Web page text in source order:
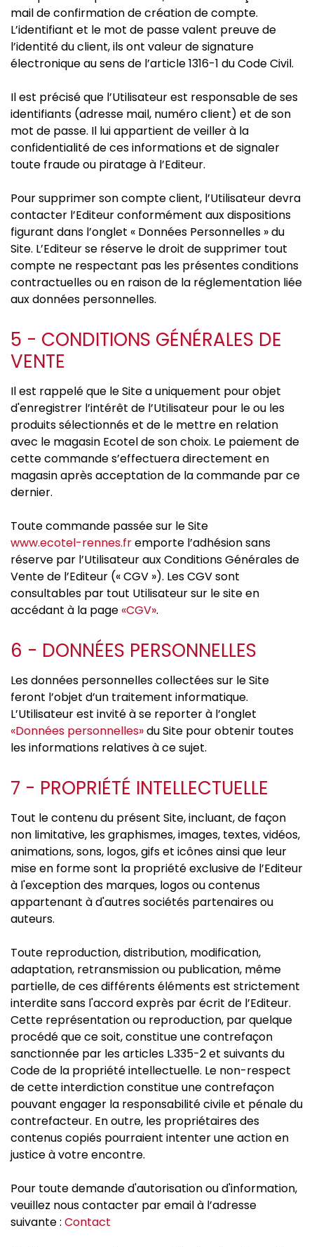
mail de confirmation de création de compte.
L’identifiant et le mot de passe valent preuve de
l’identité du client, ils ont valeur de signature
électronique au sens de l’article 1316-1 du Code Civil.
Il est précisé que l’Utilisateur est responsable de ses
identifiants (adresse mail, numéro client) et de son
mot de passe. Il lui appartient de veiller à la
confidentialité de ces informations et de signaler
toute fraude ou piratage à l’Editeur.
Pour supprimer son compte client, l’Utilisateur devra
contacter l’Editeur conformément aux dispositions
figurant dans l’onglet « Données Personnelles » du
Site. L’Editeur se réserve le droit de supprimer tout
compte ne respectant pas les présentes conditions
contractuelles ou en raison de la réglementation liée
aux données personnelles.
5 - CONDITIONS GÉNÉRALES DE
VENTE
Il est rappelé que le Site a uniquement pour objet
d'enregistrer l’intérêt de l’Utilisateur pour le ou les
produits sélectionnés et de le mettre en relation
avec le magasin Ecotel de son choix. Le paiement de
cette commande s’effectuera directement en
magasin après acceptation de la commande par ce
dernier.
Toute commande passée sur le Site
www.ecotel-rennes.fremporte l’adhésion sans
réserve par l’Utilisateur aux Conditions Générales de
Vente de l’Editeur (« CGV »). Les CGV sont
consultables par tout Utilisateur sur le site en
accédant à la page «CGV».
6 - DONNÉES PERSONNELLES
Les données personnelles collectées sur le Site
feront l’objet d’un traitement informatique.
L’Utilisateur est invité à se reporter à l’onglet
«Données personnelles»du Site pour obtenir toutes
les informations relatives à ce sujet.
7 - PROPRIÉTÉ INTELLECTUELLE
Tout le contenu du présent Site, incluant, de façon
non limitative, les graphismes, images, textes, vidéos,
animations, sons, logos, gifs et icônes ainsi que leur
mise en forme sont la propriété exclusive de l’Editeur
à l'exception des marques, logos ou contenus
appartenant à d'autres sociétés partenaires ou
auteurs.
Toute reproduction, distribution, modification,
adaptation, retransmission ou publication, même
partielle, de ces différents éléments est strictement
interdite sans l'accord exprès par écrit de l’Editeur.
Cette représentation ou reproduction, par quelque
procédé que ce soit, constitue une contrefaçon
sanctionnée par les articles L.335-2 et suivants du
Code de la propriété intellectuelle. Le non-respect
de cette interdiction constitue une contrefaçon
pouvant engager la responsabilité civile et pénale du
contrefacteur. En outre, les propriétaires des
contenus copiés pourraient intenter une action en
justice à votre encontre.
Pour toute demande d'autorisation ou d'information,
veuillez nous contacter par email à l’adresse
suivante : Contact